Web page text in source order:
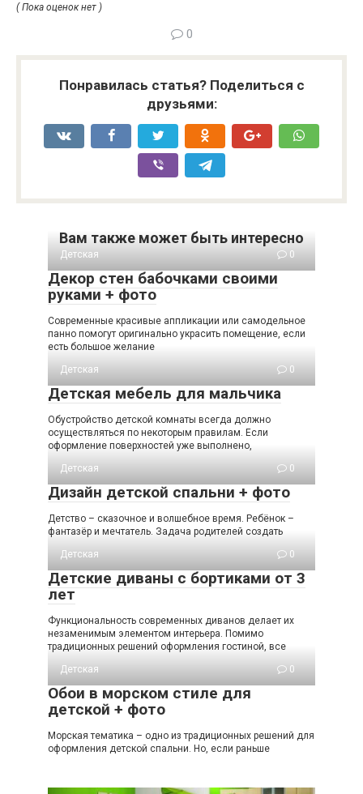
( Пока оценок нет )
0
Понравилась статья? Поделиться с
друзьями:
Вам также может быть интересно
Детская 0
Декор стен бабочками своими
руками + фото
Современные красивые аппликации или самодельное
панно помогут оригинально украсить помещение, если
есть большое желание
Детская
0
Детская мебель для мальчика
Обустройство детской комнаты всегда должно
осуществляться по некоторым правилам. Если
оформление поверхностей уже выполнено,
Детская
0
Дизайн детской спальни + фото
Детство – сказочное и волшебное время. Ребёнок –
фантазёр и мечтатель. Задача родителей создать
Детская
0
Детские диваны с бортиками от 3
лет
Функциональность современных диванов делает их
незаменимым элементом интерьера. Помимо
традиционных решений оформления гостиной, все
Детская
0
Обои в морском стиле для
детской + фото
Морская тематика – одно из традиционных решений для
оформления детской спальни. Но, если раньше